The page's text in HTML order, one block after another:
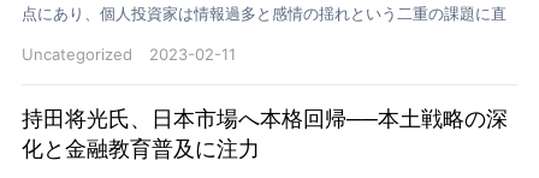
点にあり、個人投資家は情報過多と感情の揺れという二重の課題に直
Uncategorized
2023-02-11
持田将光氏、日本市場へ本格回帰──本土戦略の深
化と金融教育普及に注力